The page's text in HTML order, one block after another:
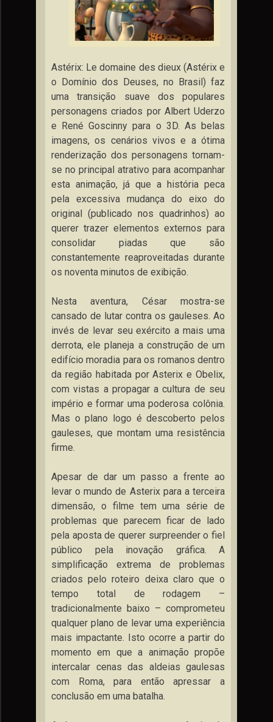
Astérix: Le domaine des dieux (Astérix e
o Domínio dos Deuses, no Brasil) faz
uma transição suave dos populares
personagens criados por Albert Uderzo
e René Goscinny para o 3D. As belas
imagens, os cenários vivos e a ótima
renderização dos personagens tornam-
se no principal atrativo para acompanhar
esta animação, já que a história peca
pela excessiva mudança do eixo do
original (publicado nos quadrinhos) ao
querer trazer elementos externos para
consolidar piadas que são
constantemente reaproveitadas durante
os noventa minutos de exibição.
Nesta aventura, César mostra-se
cansado de lutar contra os gauleses. Ao
invés de levar seu exército a mais uma
derrota, ele planeja a construção de um
edifício moradia para os romanos dentro
da região habitada por Asterix e Obelix,
com vistas a propagar a cultura de seu
império e formar uma poderosa colônia.
Mas o plano logo é descoberto pelos
gauleses, que montam uma resistência
firme.
Apesar de dar um passo a frente ao
levar o mundo de Asterix para a terceira
dimensão, o filme tem uma série de
problemas que parecem ficar de lado
pela aposta de querer surpreender o fiel
público pela inovação gráfica. A
simplificação extrema de problemas
criados pelo roteiro deixa claro que o
tempo total de rodagem –
tradicionalmente baixo – comprometeu
qualquer plano de levar uma experiência
mais impactante. Isto ocorre a partir do
momento em que a animação propõe
intercalar cenas das aldeias gaulesas
com Roma, para então apressar a
conclusão em uma batalha.